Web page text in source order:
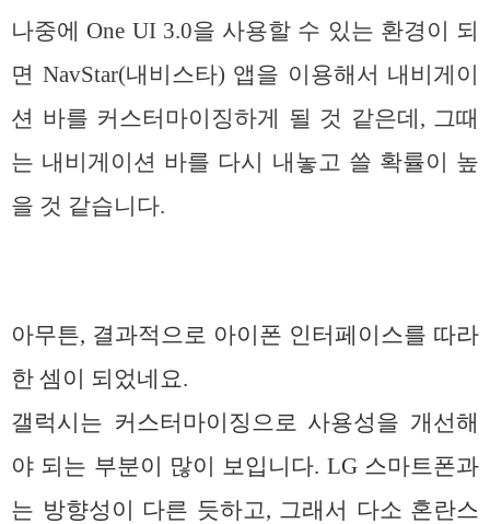
나중에 One UI 3.0을 사용할 수 있는 환경이 되
면 NavStar(내비스타) 앱을 이용해서 내비게이
션 바를 커스터마이징하게 될 것 같은데, 그때
는 내비게이션 바를 다시 내놓고 쓸 확률이 높
을 것 같습니다.
아무튼, 결과적으로 아이폰 인터페이스를 따라
한 셈이 되었네요.
갤럭시는 커스터마이징으로 사용성을 개선해
야 되는 부분이 많이 보입니다. LG 스마트폰과
는 방향성이 다른 듯하고, 그래서 다소 혼란스